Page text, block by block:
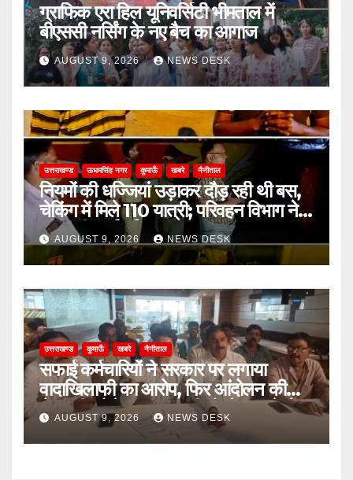
ग्राफिक एरा हिल यूनिवर्सिटी भीमताल में
बीएससी नर्सिंग के नए बैच का आगाज
AUGUST 9, 2026 NEWS DESK
उत्तराखण्ड ऊधमसिंह नगर कुमाऊँ खबरे नैनीताल
नियमों की धज्जियां उड़ाकर दौड़ रही थी बस,
चेकिंग में मिले 110 यात्री; परिवहन विभाग ने
की कड़ी कार्रवाई
AUGUST 9, 2026 NEWS DESK
उत्तराखण्ड कुमाऊँ खबरे नैनीताल
सफाई कर्मचारियों ने सरकार पर लगाया
वादाखिलाफी का आरोप, फिर आंदोलन की
चेतावनी; बोले- जरूरत पड़ी तो जेल जाने से
भी नहीं हटेंगे पीछे
AUGUST 9, 2026 NEWS DESK